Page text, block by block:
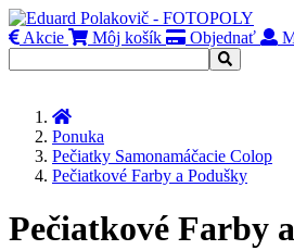
Akcie Môj košík Objednať
Úvod
Ponuka
Pečiatky Samonamáčacie Colop
Pečiatkové Farby a Podušky
Pečiatkové Farby